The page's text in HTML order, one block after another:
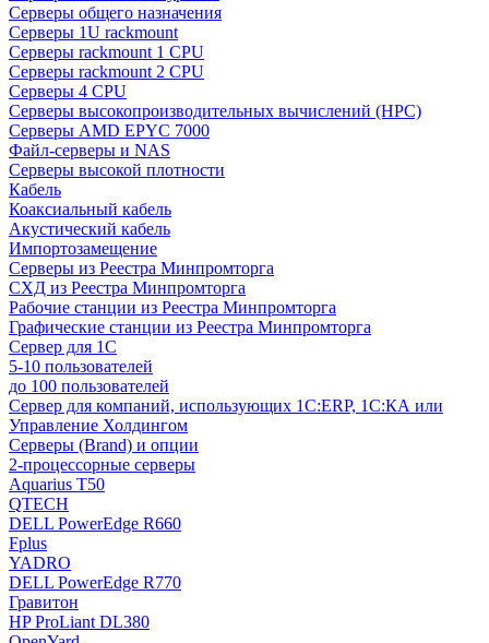
Серверы общего назначения
Серверы 1U rackmount
Серверы rackmount 1 CPU
Серверы rackmount 2 CPU
Серверы 4 CPU
Серверы высокопроизводительных вычислений (HPC)
Серверы AMD EPYC 7000
Файл-серверы и NAS
Серверы высокой плотности
Кабель
Коаксиальный кабель
Акустический кабель
Импортозамещение
Серверы из Реестра Минпромторга
СХД из Реестра Минпромторга
Рабочие станции из Реестра Минпромторга
Графические станции из Реестра Минпромторга
Сервер для 1С
5-10 пользователей
до 100 пользователей
Сервер для компаний, использующих 1C:ERP, 1С:КА или
Управление Холдингом
Серверы (Brand) и опции
2-процессорные серверы
Aquarius T50
QTECH
DELL PowerEdge R660
Fplus
YADRO
DELL PowerEdge R770
Гравитон
HP ProLiant DL380